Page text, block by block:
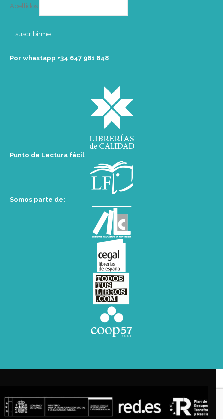
Apellidos
Por whastapp +34 ‭647 961 848‬
Punto de Lectura fácil
Somos parte de: